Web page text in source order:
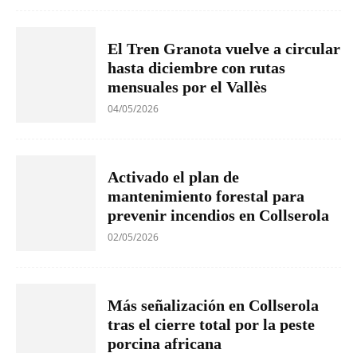
El Tren Granota vuelve a circular
hasta diciembre con rutas
mensuales por el Vallès
04/05/2026
Activado el plan de
mantenimiento forestal para
prevenir incendios en Collserola
02/05/2026
Más señalización en Collserola
tras el cierre total por la peste
porcina africana